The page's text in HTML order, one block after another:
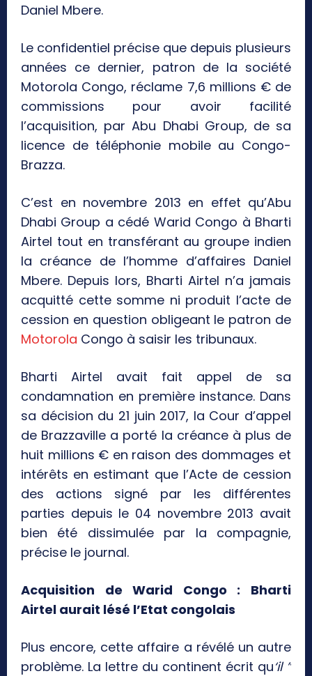
Daniel Mbere.
Le confidentiel précise que depuis plusieurs
années ce dernier, patron de la société
Motorola Congo, réclame 7,6 millions € de
commissions pour avoir facilité
l’acquisition, par Abu Dhabi Group, de sa
licence de téléphonie mobile au Congo-
Brazza.
C’est en novembre 2013 en effet qu’Abu
Dhabi Group a cédé Warid Congo à Bharti
Airtel tout en transférant au groupe indien
la créance de l’homme d’affaires Daniel
Mbere. Depuis lors, Bharti Airtel n’a jamais
acquitté cette somme ni produit l’acte de
cession en question obligeant le patron de
Motorola Congo à saisir les tribunaux.
Bharti Airtel avait fait appel de sa
condamnation en première instance. Dans
sa décision du 21 juin 2017, la Cour d’appel
de Brazzaville a porté la créance à plus de
huit millions € en raison des dommages et
intérêts en estimant que l’Acte de cession
des actions signé par les différentes
parties depuis le 04 novembre 2013 avait
bien été dissimulée par la compagnie,
précise le journal.
Acquisition de Warid Congo : Bharti
Airtel aurait lésé l’Etat congolais
Plus encore, cette affaire a révélé un autre
problème. La lettre du continent écrit qu‘il ”